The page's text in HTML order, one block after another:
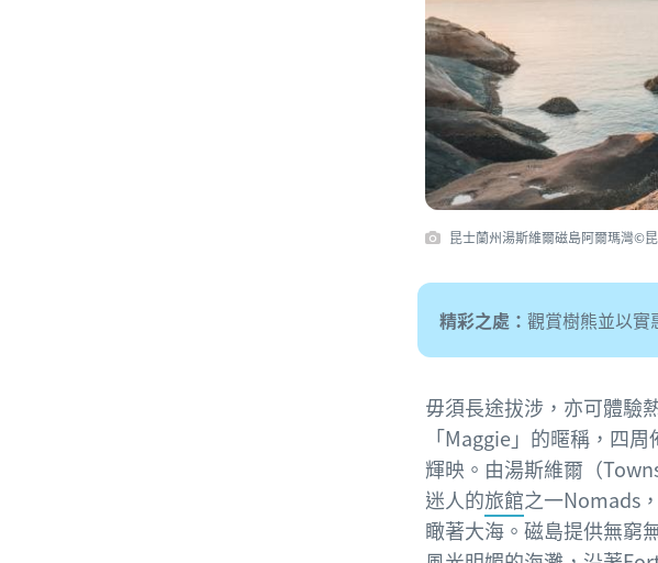
昆士蘭州湯斯維爾磁島阿爾瑪灣©
精彩之處： 觀賞樹熊並以實
毋須長途拔涉，亦可體驗
「Maggie」的暱稱，四
輝映。由湯斯維爾（
迷人的旅館之一Nomads
瞰著大海。磁島提供無窮